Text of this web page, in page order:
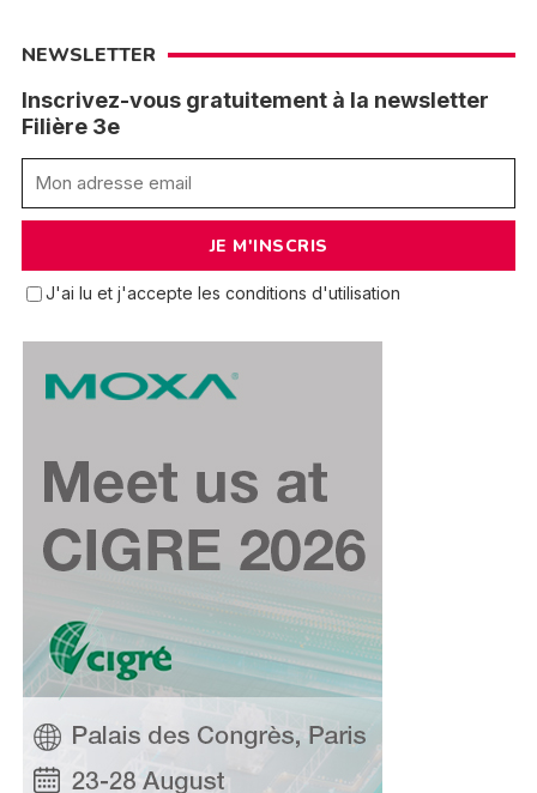
NEWSLETTER
Inscrivez-vous gratuitement à la newsletter
Filière 3e
J'ai lu et j'accepte les conditions d'utilisation